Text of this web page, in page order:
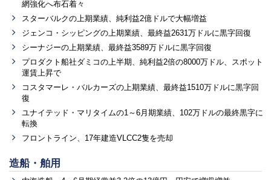
網強化へ布石着々
スターバルクの上期業績、純利益2億ドルで大幅増益
ジェンコ・シッピングの上期業績、最終益2631万ドルに黒字回復
シーナジーの上期業績、最終益3589万ドルに黒字回復
プロダクト船社ダミコの上半期、純利益2倍の8000万ドル、スポット
運賃上昇で
コスタマーレ・バルカーズの上期業績、最終益1510万ドルに黒字回
復
ユナイテッド・マリタイムの1～6月期業績、102万ドルの最終黒字に
転換
フロントライン、17年建造VLCC2隻を売却
造船・舶用